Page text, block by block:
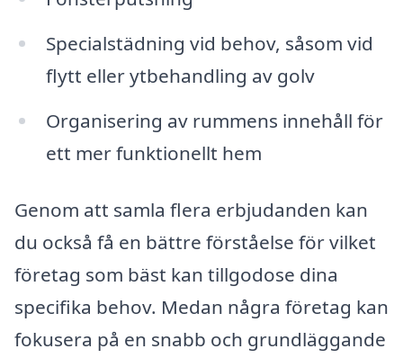
Specialstädning vid behov, såsom vid
flytt eller ytbehandling av golv
Organisering av rummens innehåll för
ett mer funktionellt hem
Genom att samla flera erbjudanden kan
du också få en bättre förståelse för vilket
företag som bäst kan tillgodose dina
specifika behov. Medan några företag kan
fokusera på en snabb och grundläggande